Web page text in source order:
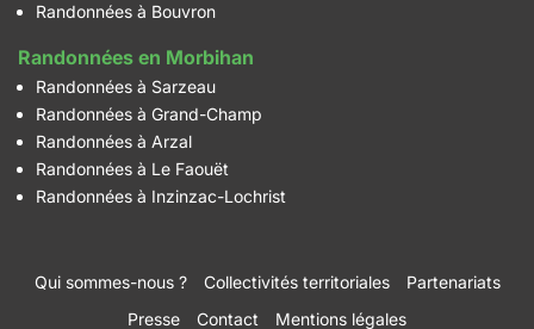
Randonnées à Bouvron
Randonnées en Morbihan
Randonnées à Sarzeau
Randonnées à Grand-Champ
Randonnées à Arzal
Randonnées à Le Faouët
Randonnées à Inzinzac-Lochrist
Qui sommes-nous ? Collectivités territoriales
Partenariats
Presse
Contact Mentions légales